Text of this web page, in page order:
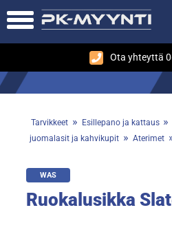
Ota yhteyttä
Tarvikkeet » Esillepano ja kattaus »
juomalasit ja kahvikupit » Aterimet
WAS
Ruokalusikka